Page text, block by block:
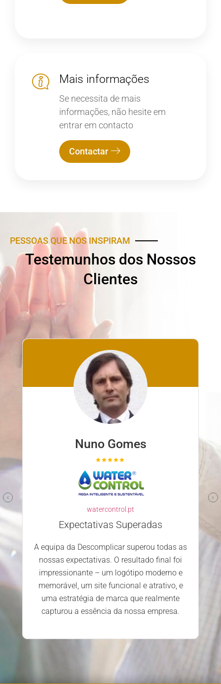
Mais informações
Se necessita de mais
informações, não hesite em
entrar em contacto
Contactar
PESSOAS QUE NOS INSPIRAM
Testemunhos dos Nossos
Clientes
Nuno Gomes
watercontrol.pt
Expectativas Superadas
A equipa da Descomplicar superou todas as
nossas expectativas. O resultado final foi
impressionante – um logótipo moderno e
memorável, um site funcional e atrativo, e
uma estratégia de marca que realmente
capturou a essência da nossa empresa.